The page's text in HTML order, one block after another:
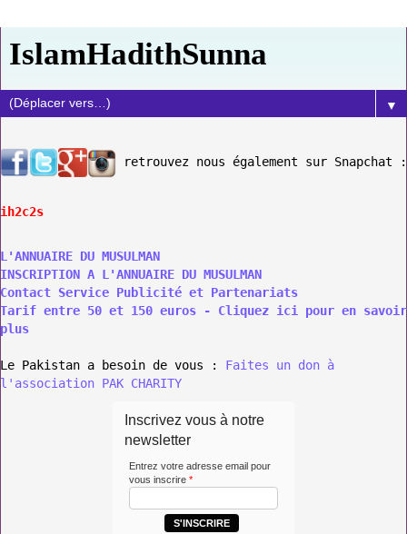
IslamHadithSunna
▼
retrouvez nous également sur Snapchat :
ih2c2s
L'ANNUAIRE DU MUSULMAN
INSCRIPTION A L'ANNUAIRE DU MUSULMAN
Contact Service Publicité et Partenariats
Tarif entre 50 et 150 euros - Cliquez ici pour en savoir
plus
Le Pakistan a besoin de vous : Faites un don à
l'association PAK CHARITY
Inscrivez vous à notre
newsletter
Entrez votre adresse email pour
vous inscrire *
S'INSCRIRE